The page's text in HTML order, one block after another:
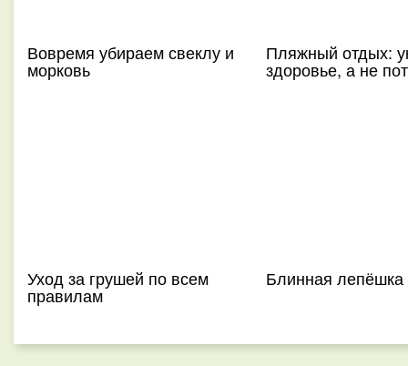
Вовремя убираем свеклу и
морковь
Пляжный отдых:
здоровье, а не
Уход за грушей по всем
правилам
Блинная лепёшка